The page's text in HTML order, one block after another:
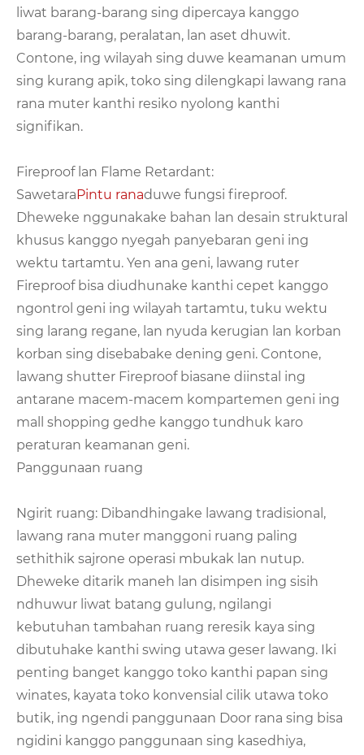
liwat barang-barang sing dipercaya kanggo
barang-barang, peralatan, lan aset dhuwit.
Contone, ing wilayah sing duwe keamanan umum
sing kurang apik, toko sing dilengkapi lawang rana
rana muter kanthi resiko nyolong kanthi
signifikan.
Fireproof lan Flame Retardant:
SawetaraPintu ranaduwe fungsi fireproof.
Dheweke nggunakake bahan lan desain struktural
khusus kanggo nyegah panyebaran geni ing
wektu tartamtu. Yen ana geni, lawang ruter
Fireproof bisa diudhunake kanthi cepet kanggo
ngontrol geni ing wilayah tartamtu, tuku wektu
sing larang regane, lan nyuda kerugian lan korban
korban sing disebabake dening geni. Contone,
lawang shutter Fireproof biasane diinstal ing
antarane macem-macem kompartemen geni ing
mall shopping gedhe kanggo tundhuk karo
peraturan keamanan geni.
Panggunaan ruang
Ngirit ruang: Dibandhingake lawang tradisional,
lawang rana muter manggoni ruang paling
sethithik sajrone operasi mbukak lan nutup.
Dheweke ditarik maneh lan disimpen ing sisih
ndhuwur liwat batang gulung, ngilangi
kebutuhan tambahan ruang reresik kaya sing
dibutuhake kanthi swing utawa geser lawang. Iki
penting banget kanggo toko kanthi papan sing
winates, kayata toko konvensial cilik utawa toko
butik, ing ngendi panggunaan Door rana sing bisa
ngidini kanggo panggunaan sing kasedhiya,